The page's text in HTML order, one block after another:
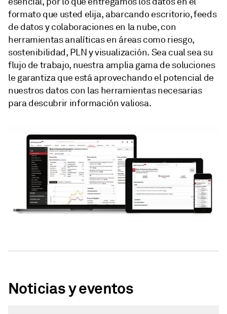
formato que usted elija, abarcando escritorio, feeds
de datos y colaboraciones en la nube, con
herramientas analíticas en áreas como riesgo,
sostenibilidad, PLN y visualización. Sea cual sea su
flujo de trabajo, nuestra amplia gama de soluciones
le garantiza que está aprovechando el potencial de
nuestros datos con las herramientas necesarias
para descubrir información valiosa.
Noticias y eventos